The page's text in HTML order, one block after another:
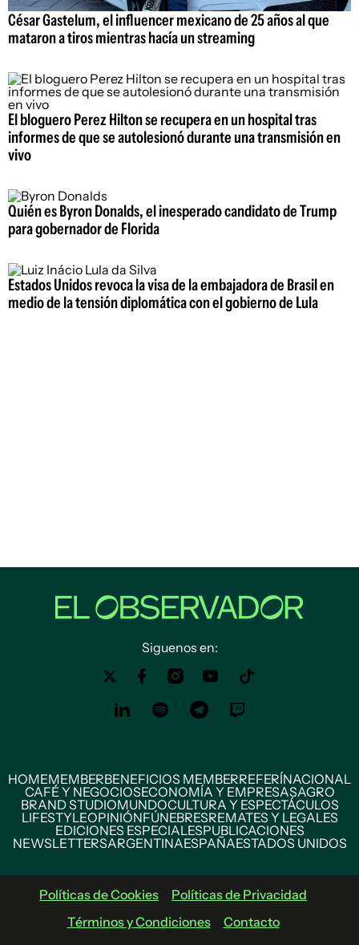
César Gastelum, el influencer mexicano de 25 años al que
mataron a tiros mientras hacía un streaming
El bloguero Perez Hilton se recupera en un hospital tras
informes de que se autolesionó durante una transmisión en
vivo
Quién es Byron Donalds, el inesperado candidato de Trump
para gobernador de Florida
Estados Unidos revoca la visa de la embajadora de Brasil en
medio de la tensión diplomática con el gobierno de Lula
Siguenos en:
HOMEMEMBERBENEFICIOS MEMBERREFERÍNACIONAL
CAFÉ Y NEGOCIOSECONOMÍA Y EMPRESASAGRO
BRAND STUDIOMUNDOCULTURA Y ESPECTÁCULOS
LIFESTYLEOPINIÓNFÚNEBRESREMATES Y LEGALES
EDICIONES ESPECIALESPUBLICACIONES
NEWSLETTERSARGENTINAESPAÑAESTADOS UNIDOS
Políticas de Cookies
Políticas de Privacidad
Términos y Condiciones
Contacto